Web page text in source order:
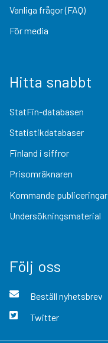
Vanliga frågor (FAQ)
För media
Hitta snabbt
StatFin-databasen
Statistikdatabaser
Finland i siffror
Prisomräknaren
Kommande publiceringar
Undersökningsmaterial
Följ oss
Beställ nyhetsbrev
Twitter